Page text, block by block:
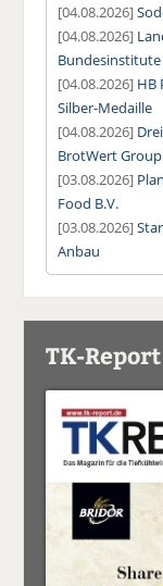
[04.08.2026]
[04.08.2026]
Bundesinstitute
[04.08.2026] HB
Silber-Medaille
[04.08.2026]
BrotWert Group
[03.08.2026]
Food B.V.
[03.08.2026]
Anbau
TK-Report